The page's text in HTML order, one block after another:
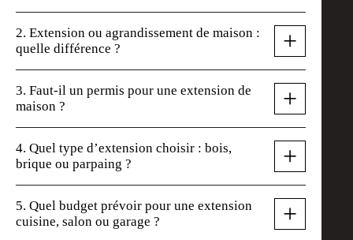
2. Extension ou agrandissement de maison :
quelle différence ?
+
3. Faut-il un permis pour une extension de
maison ?
+
4. Quel type d’extension choisir : bois,
brique ou parpaing ?
+
5. Quel budget prévoir pour une extension
cuisine, salon ou garage ?
+